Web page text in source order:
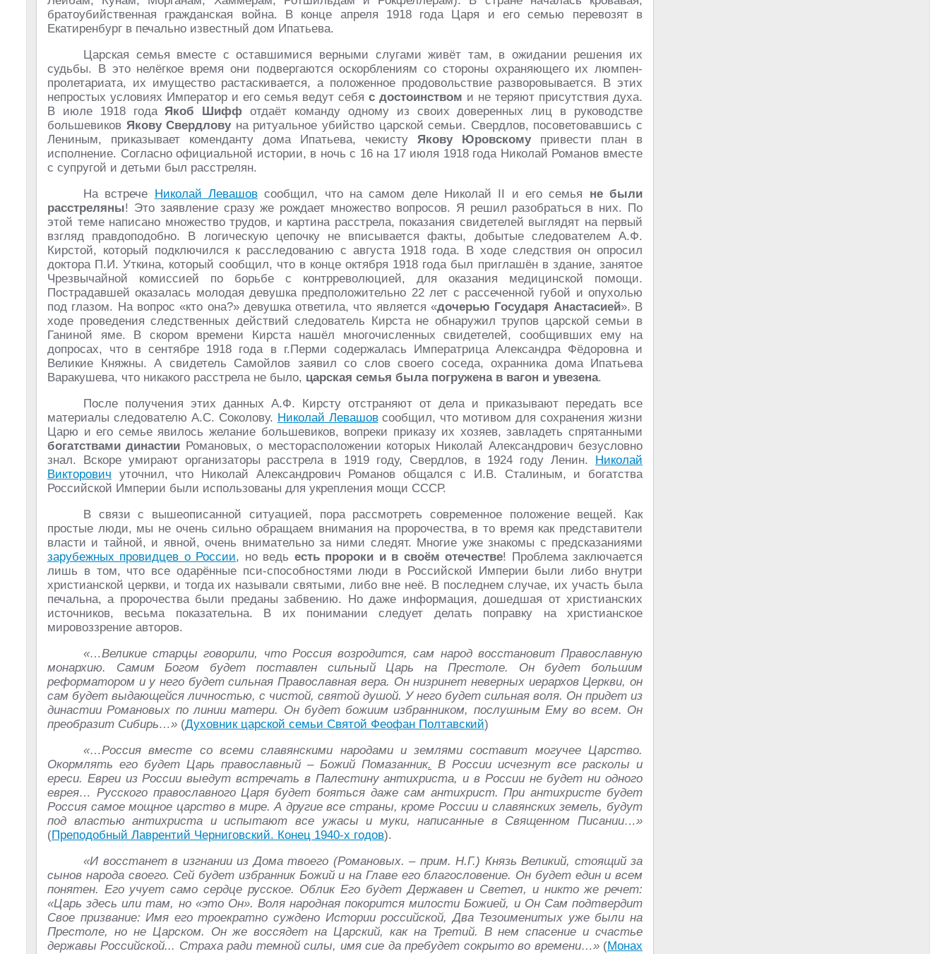
братоубийственная гражданская война. В конце апреля 1918 года Царя и его семью перевозят в
Екатиренбург в печально известный дом Ипатьева.
Царская семья вместе с оставшимися верными слугами живёт там, в ожидании решения их
судьбы. В это нелёгкое время они подвергаются оскорблениям со стороны охраняющего их люмпен-
пролетариата, их имущество растаскивается, а положенное продовольствие разворовывается. В этих
непростых условиях Император и его семья ведут себя с достоинством и не теряют присутствия духа.
В июле 1918 годаЯкоб Шифф отдаёт команду одному из своих доверенных лиц в руководстве
большевиков Якову Свердловуна ритуальное убийство царской семьи. Свердлов, посоветовавшись с
Лениным, приказывает коменданту дома Ипатьева, чекисту Якову Юровскому привести план в
исполнение. Согласно официальной истории, в ночь с 16 на 17 июля 1918 года Николай Романов вместе
с супругой и детьми был расстрелян.
На встрече Николай Левашов сообщил, что на самом деле Николай II и его семья не были
расстреляны! Это заявление сразу же рождает множество вопросов. Я решил разобраться в них. По
этой теме написано множество трудов, и картина расстрела, показания свидетелей выглядят на первый
взгляд правдоподобно. В логическую цепочку не вписывается факты, добытые следователем А.Ф.
Кирстой, который подключился к расследованию с августа 1918 года. В ходе следствия он опросил
доктора П.И. Уткина, который сообщил, что в конце октября 1918 года был приглашён в здание, занятое
Чрезвычайной комиссией по борьбе с контрреволюцией, для оказания медицинской помощи.
Пострадавшей оказалась молодая девушка предположительно 22 лет с рассеченной губой и опухолью
под глазом. На вопрос «кто она?» девушка ответила, что является «дочерью Государя Анастасией». В
ходе проведения следственных действий следователь Кирста не обнаружил трупов царской семьи в
Ганиной яме. В скором времени Кирста нашёл многочисленных свидетелей, сообщивших ему на
допросах, что в сентябре 1918 года в г.Перми содержалась Императрица Александра Фёдоровна и
Великие Княжны. А свидетель Самойлов заявил со слов своего соседа, охранника дома Ипатьева
Варакушева, что никакого расстрела не было, царская семья была погружена в вагон и увезена.
После получения этих данных А.Ф. Кирсту отстраняют от дела и приказывают передать все
материалы следователю А.С. Соколову. Николай Левашовсообщил, что мотивом для сохранения жизни
Царю и его семье явилось желание большевиков, вопреки приказу их хозяев, завладеть спрятанными
богатствами династии Романовых, о месторасположении которых Николай Александрович безусловно
знал. Вскоре умирают организаторы расстрела в 1919 году, Свердлов, в 1924 году Ленин. Николай
Викторович уточнил, что Николай Александрович Романов общался с И.В. Сталиным, и богатства
Российской Империи были использованы для укрепления мощи СССР.
В связи с вышеописанной ситуацией, пора рассмотреть современное положение вещей. Как
простые люди, мы не очень сильно обращаем внимания на пророчества, в то время как представители
власти и тайной, и явной, очень внимательно за ними следят. Многие уже знакомы с предсказаниями
зарубежных провидцев о России, но ведь есть пророки и в своём отечестве! Проблема заключается
лишь в том, что все одарённые пси-способностями люди в Российской Империи были либо внутри
христианской церкви, и тогда их называли святыми, либо вне неё. В последнем случае, их участь была
печальна, а пророчества были преданы забвению. Но даже информация, дошедшая от христианских
источников, весьма показательна. В их понимании следует делать поправку на христианское
мировоззрение авторов.
«…Великие старцы говорили, что Россия возродится, сам народ восстановит Православную
монархию. Самим Богом будет поставлен сильный Царь на Престоле. Он будет большим
реформатором и у него будет сильная Православная вера. Он низринет неверных иерархов Церкви, он
сам будет выдающейся личностью, с чистой, святой душой. У него будет сильная воля. Он придет из
династии Романовых по линии матери. Он будет божиим избранником, послушным Ему во всем. Он
преобразит Сибирь…» (Духовник царской семьи Святой Феофан Полтавский)
«…Россия вместе со всеми славянскими народами и землями составит могучее Царство.
Окормлять его будет Царь православный – Божий Помазанник. В России исчезнут все расколы и
ереси. Евреи из России выедут встречать в Палестину антихриста, и в России не будет ни одного
еврея… Русского православного Царя будет бояться даже сам антихрист. При антихристе будет
Россия самое мощное царство в мире. А другие все страны, кроме России и славянских земель, будут
под властью антихриста и испытают все ужасы и муки, написанные в Священном Писании…»
(Преподобный Лаврентий Черниговский. Конец 1940-х годов).
«И восстанет в изгнании из Дома твоего (Романовых. – прим. Н.Г.) Князь Великий, стоящий за
сынов народа своего. Сей будет избранник Божий и на Главе его благословение. Он будет един и всем
понятен. Его учует само сердце русское. Облик Его будет Державен и Светел, и никто же речет:
«Царь здесь или там, но «это Он». Воля народная покорится милости Божией, и Он Сам подтвердит
Свое призвание: Имя его троекратно суждено Истории российской, Два Тезоименитых уже были на
Престоле, но не Царском. Он же воссядет на Царский, как на Третий. В нем спасение и счастье
державы Российской... Страха ради темной силы, имя сие да пребудет сокрыто во времени…» (Монах